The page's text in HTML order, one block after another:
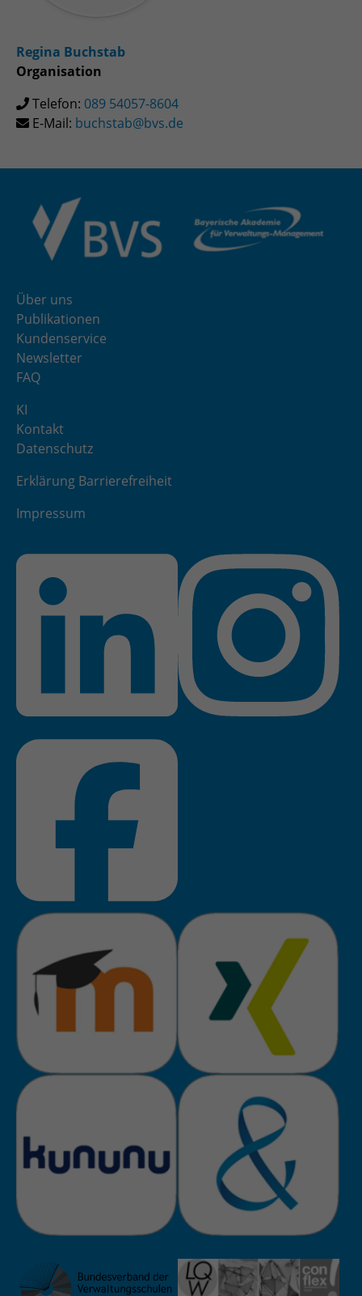
Regina Buchstab
Organisation
Telefon: 089 54057-8604
E-Mail: buchstab@bvs.de
Über uns
Publikationen
Kundenservice
Newsletter
FAQ
KI
Kontakt
Datenschutz
Erklärung Barrierefreiheit
Impressum